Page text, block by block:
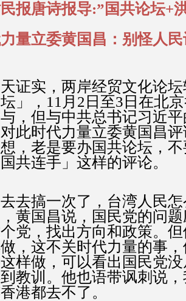
报唐诗报导:”国共论坛+
量立委黄国昌：别怪人
证实，两岸经贸文化论
」，11月2日至3日在北
，但与中共总书记习近
此时代力量立委黄国昌
，老是要办国共论坛，
共连手」这样的评论。
去去搞一次了，台湾人民
黄国昌说，国民党的问
党，找出方向和政策。
，这不关时代力量的事
样做，可以看出国民党
教训。他也语带讽刺说
港都去不了。